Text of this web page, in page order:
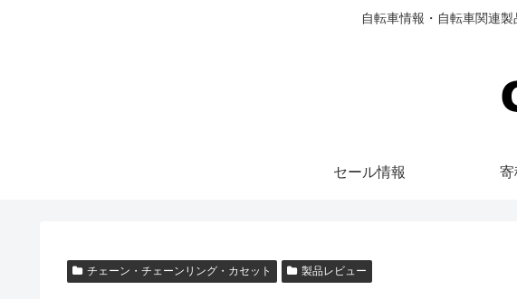
自転車情報・自転車関連
セール情報 寄
チェーン・チェーンリング・カセット 製品レビュー